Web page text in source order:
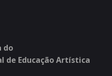
do
de Educação Artística